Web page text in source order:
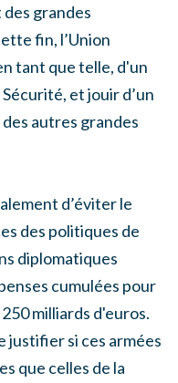
grandes
fin, l’Union
tant que telle, d'un
et jouir d’un
autres grandes
d’éviter le
des politiques de
diplomatiques
cumulées pour
milliards d'euros.
justifier si ces armées
que celles de la